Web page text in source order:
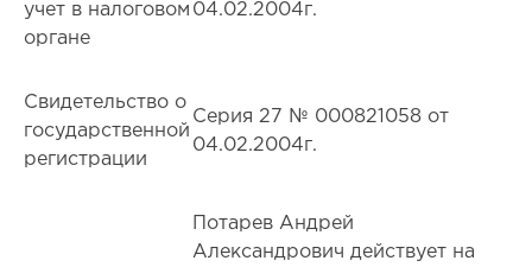
учет в налоговом
органе
04.02.2004г.
Свидетельство о
государственной
регистрации
Серия 27 № 000821058 от
04.02.2004г.
Потарев Андрей
Александрович действует на